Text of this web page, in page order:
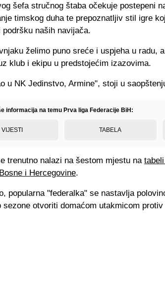
šefa stručnog štaba očekuje postepeni
timskog duha te prepoznatljiv stil igre
podršku naših navijača.
želimo puno sreće i uspjeha u radu,
klub i ekipu u predstojećim izazovima.
u NK Jedinstvo, Armine", stoji u
informacija na temu Prva liga Federacije BiH:
VIJESTI TABELA
trenutno nalazi na šestom mjestu na
i Hercegovine.
popularna "federalka" se nastavlja
sezone otvoriti domaćom utakmicom